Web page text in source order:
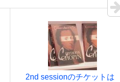
2nd sessionのチケットは